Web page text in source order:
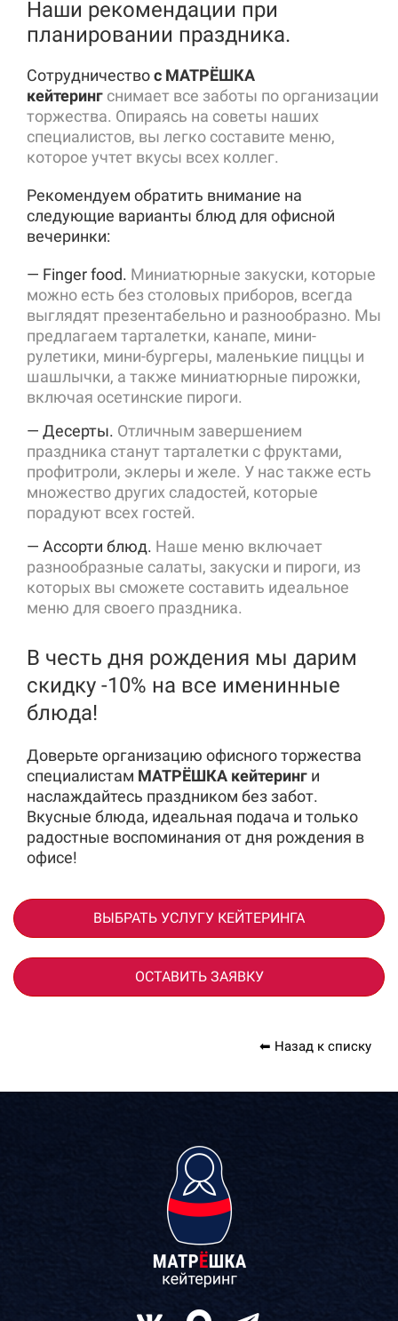
Наши рекомендации при
планировании праздника.
Сотрудничествос МАТРËШКА
кейтеринг снимает все заботы по организации
торжества. Опираясь на советы наших
специалистов, вы легко составите меню,
которое учтет вкусы всех коллег.
Рекомендуем обратить внимание на
следующие варианты блюд для офисной
вечеринки:
— Finger food. Миниатюрные закуски, которые
можно есть без столовых приборов, всегда
выглядят презентабельно и разнообразно. Мы
предлагаем тарталетки, канапе, мини-
рулетики, мини-бургеры, маленькие пиццы и
шашлычки, а также миниатюрные пирожки,
включая осетинские пироги.
— Десерты. Отличным завершением
праздника станут тарталетки с фруктами,
профитроли, эклеры и желе. У нас также есть
множество других сладостей, которые
порадуют всех гостей.
— Ассорти блюд. Наше меню включает
разнообразные салаты, закуски и пироги, из
которых вы сможете составить идеальное
меню для своего праздника.
В честь дня рождения мы дарим
скидку -10% на все именинные
блюда!
Доверьте организацию офисного торжества
специалистам МАТРËШКА кейтеринг и
наслаждайтесь праздником без забот.
Вкусные блюда, идеальная подача и только
радостные воспоминания от дня рождения в
офисе!
ВЫБРАТЬ УСЛУГУ КЕЙТЕРИНГА
ОСТАВИТЬ ЗАЯВКУ
⬅ Назад к списку